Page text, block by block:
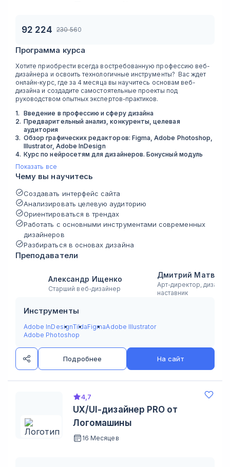
92 224 230 560
Программа курса
Хотите приобрести всегда востребованную профессию веб-
дизайнера и освоить технологичные инструменты? Вас ждет
онлайн-курс, где за 4 месяца вы научитесь основам веб-
дизайна и создадите самостоятельные проекты под
руководством опытных экспертов-практиков.
1. Введение в профессию и сферу дизайна
2. Предварительный анализ, конкуренты, целевая
аудитория
3. Обзор графических редакторов: Figma, Adobe Photoshop,
Illustrator, Adobe InDesign
4. Курс по нейросетям для дизайнеров. Бонусный модуль
Показать все
Чему вы научитесь
Создавать интерфейс сайта
Анализировать целевую аудиторию
Ориентироваться в трендах
Работать с основными инструментами современных
дизайнеров
Разбираться в основах дизайна
Преподаватели
Александр Ищенко
Старший веб-дизайнер
Дмитрий Матвеев
Арт-директор, дизайн-
наставник
Инструменты
Adobe InDesignTildaFigmaAdobe Illustrator
Adobe Photoshop
Подробнее На сайт
4,7
UX/UI-дизайнер PRO от
Логомашины
16 Месяцев